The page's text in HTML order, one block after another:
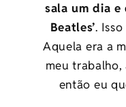
sala um dia e
Beatles’.
Aquela era a
meu trabalho,
então eu